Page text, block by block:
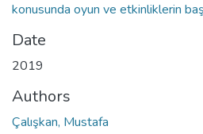
konusunda oyun ve etkinliklerin
Date
2019
Authors
Çalışkan, Mustafa